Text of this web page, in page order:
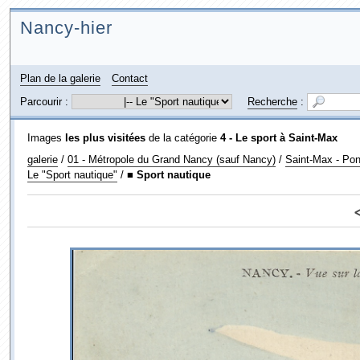
Nancy-hier
Plan de la galerie
Contact
Parcourir :
Recherche:
Images les plus visitéesde la catégorie 4 - Le sport à Saint-Max
galerie/ 01 - Métropole du Grand Nancy (sauf Nancy)/ Saint-Max -
Le "Sport nautique" / ■ Sport nautique